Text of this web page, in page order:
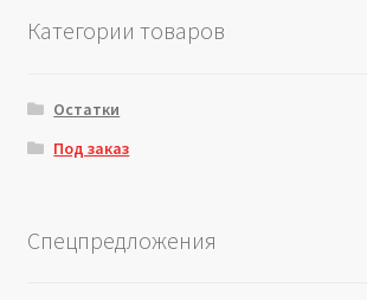
Категории товаров
Остатки
Под заказ
Спецпредложения